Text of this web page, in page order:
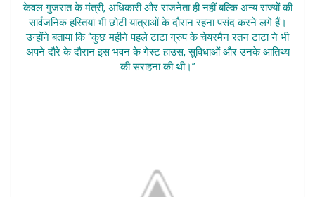
केवल गुजरात के मंत्री, अधिकारी और राजनेता ही नहीं बल्कि अन्य राज्यों की
सार्वजनिक हस्तियां भी छोटी यात्राओं के दौरान रहना पसंद करने लगे हैं।
उन्होंने बताया कि “कुछ महीने पहले टाटा ग्रुप के चेयरमैन रतन टाटा ने भी
अपने दौरे के दौरान इस भवन के गेस्ट हाउस, सुविधाओं और उनके आतिथ्य
की सराहना की थी।”